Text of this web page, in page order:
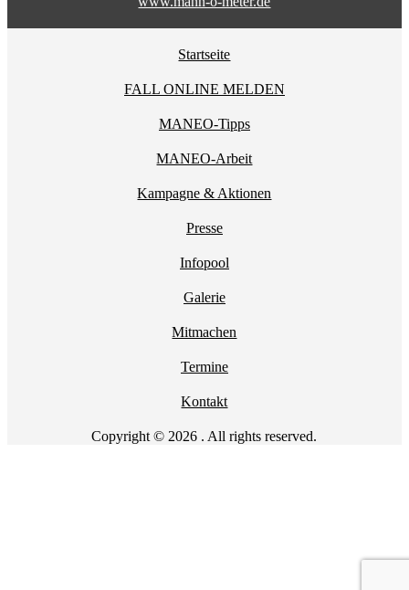
Startseite
FALL ONLINE MELDEN
MANEO-Tipps
MANEO-Arbeit
Kampagne & Aktionen
Presse
Infopool
Galerie
Mitmachen
Termine
Kontakt
Copyright © 2026 . All rights reserved.